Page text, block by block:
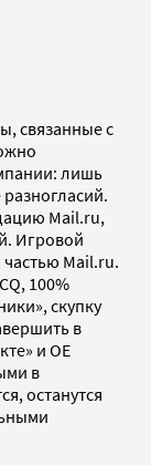
связанные с
лишь
Mail.ru,
Игровой
частью Mail.ru.
100%
скупку
в
и OE
в
останутся